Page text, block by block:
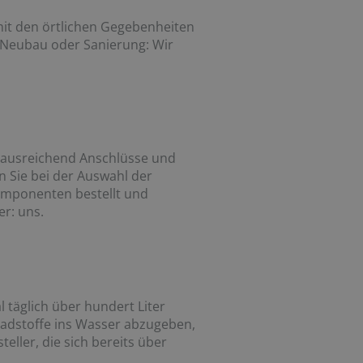
den örtlichen Gegebenheiten
oder Sanierung: Wir
Anschlüsse und
bei der Auswahl der
bestellt und
uns.
täglich über hundert Liter
ins Wasser abzugeben,
die sich bereits über